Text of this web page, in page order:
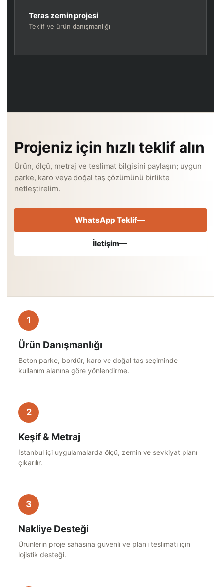
Teras zemin projesi
Teklif ve ürün danışmanlığı
Projeniz için hızlı teklif alın
Ürün, ölçü, metraj ve teslimat bilgisini paylaşın; uygun
parke, karo veya doğal taş çözümünü birlikte
netleştirelim.
WhatsApp Teklif
İletişim
1
Ürün Danışmanlığı
Beton parke, bordür, karo ve doğal taş seçiminde
kullanım alanına göre yönlendirme.
2
Keşif & Metraj
İstanbul içi uygulamalarda ölçü, zemin ve sevkiyat planı
çıkarılır.
3
Nakliye Desteği
Ürünlerin proje sahasına güvenli ve planlı teslimatı için
lojistik desteği.